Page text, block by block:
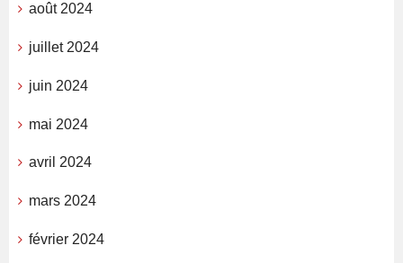
août 2024
juillet 2024
juin 2024
mai 2024
avril 2024
mars 2024
février 2024